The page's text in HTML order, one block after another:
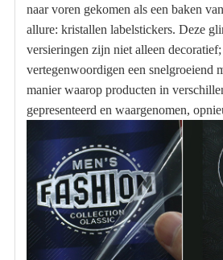
naar voren gekomen als een baken
allure: kristallen labelstickers. Deze
versieringen zijn niet alleen decoratief;
vertegenwoordigen een snelgroeiend
manier waarop producten in
gepresenteerd en waargenomen,